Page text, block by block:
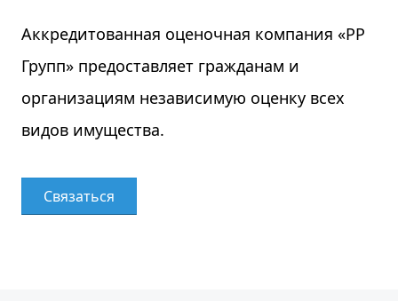
Аккредитованная оценочная компания «РР
Групп» предоставляет гражданам и
организациям независимую оценку всех
видов имущества.
Связаться